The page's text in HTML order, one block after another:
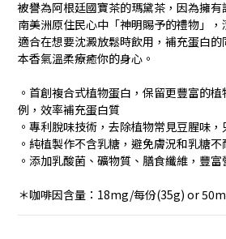
被譽為阿根廷國寶茶的瑪黛茶，因為擁
南美洲原住民心中「神明賜予的禮物」，
適合在想要沈澱放鬆時飲用，補充蛋白
本香氣溫柔療癒你的身心。
。首創複合式植物蛋白，保留更豐富的
例，效率補充蛋白質
。專利脫味技術，去除植物常見豆腥味
。純植製作不含乳糖，避免膚況和乳糖
。添加乳酸菌、礦物質、膳食纖維，豐
＊咖啡因含量：18mg/每份(35g) or